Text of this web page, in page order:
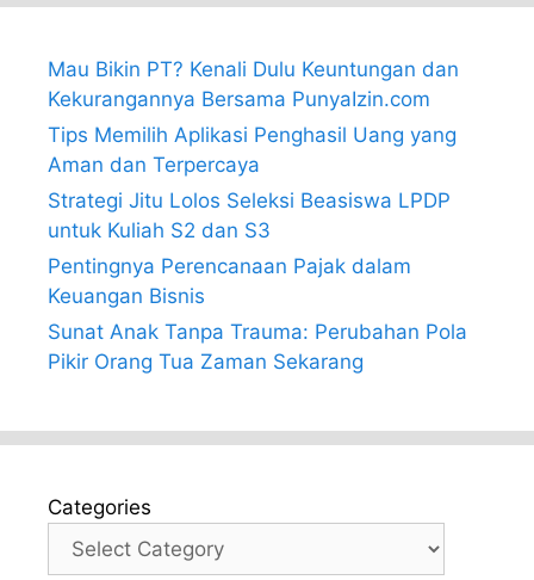
Mau Bikin PT? Kenali Dulu Keuntungan dan
Kekurangannya Bersama PunyaIzin.com
Tips Memilih Aplikasi Penghasil Uang yang
Aman dan Terpercaya
Strategi Jitu Lolos Seleksi Beasiswa LPDP
untuk Kuliah S2 dan S3
Pentingnya Perencanaan Pajak dalam
Keuangan Bisnis
Sunat Anak Tanpa Trauma: Perubahan Pola
Pikir Orang Tua Zaman Sekarang
Categories